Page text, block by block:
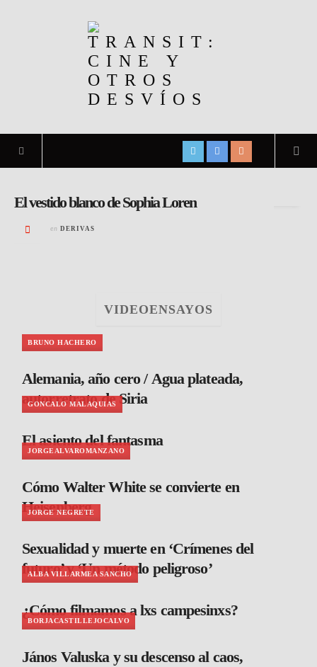
El vestido blanco de Sophia Loren
en DERIVAS
VIDEOENSAYOS
BRUNO HACHERO
Alemania, año cero / Agua plateada,
autorretrato de Siria
GONCALO MALAQUIAS
El asiento del fantasma
JORGEALVAROMANZANO
Cómo Walter White se convierte en
Heisenberg
JORGE NEGRETE
Sexualidad y muerte en ‘Crímenes del
futuro’ y ‘Un método peligroso’
ALBA VILLARMEA SANCHO
¿Cómo filmamos a lxs campesinxs?
BORJACASTILLEJOCALVO
János Valuska y su descenso al caos,